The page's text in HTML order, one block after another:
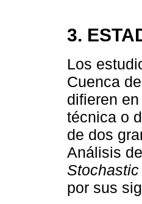
3.
Los
Cuenca
difieren
técnica o
de dos
Análisis
por sus